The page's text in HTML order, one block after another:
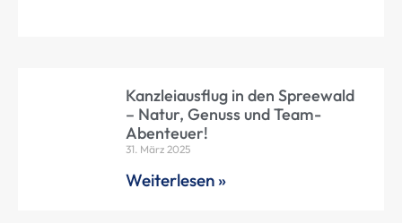
Kanzleiausflug in den Spreewald
– Natur, Genuss und Team-
Abenteuer!
31. März 2025
Weiterlesen »